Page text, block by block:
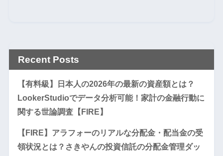
Recent Posts
【有料級】日本人の2026年の最新の資産額とは？
LookerStudioでデータ分析可能！家計の金融行動に
関する世論調査【FIRE】
【FIRE】アラフォーのリアルな分配金・配当金の受
領状況とは？さきやんの投資信託の分配金管理ダッ